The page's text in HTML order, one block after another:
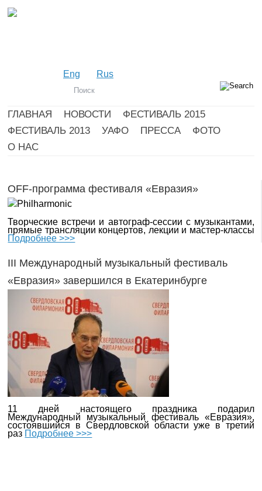
Eng Rus
ГЛАВНАЯ НОВОСТИ
ФЕСТИВАЛЬ 2015
ФЕСТИВАЛЬ 2013
УАФО ПРЕССА
ФОТО
О НАС
OFF-программа фестиваля «Евразия»
Творческие встречи и автограф-сессии с музыкантами,
прямые трансляции концертов, лекции и мастер-классы
Подробнее >>>
III Международный музыкальный фестиваль
«Евразия» завершился в Екатеринбурге
11 дней настоящего праздника подарил
Международный музыкальный фестиваль «Евразия»,
состоявшийся в Свердловской области уже в третий
раз Подробнее >>>